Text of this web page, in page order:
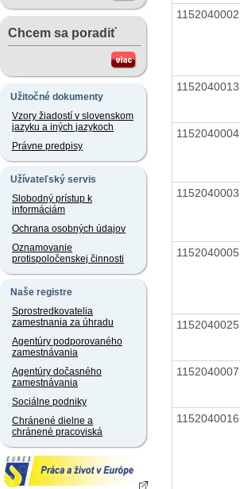
Chcem sa poradiť
Užitočné dokumenty
Vzory žiadostí v slovenskom
jazyku a iných jazykoch
Právne predpisy
Užívateľský servis
Slobodný prístup k
informáciám
Ochrana osobných údajov
Oznamovanie
protispoločenskej činnosti
Naše registre
Sprostredkovatelia
zamestnania za úhradu
Agentúry podporovaného
zamestnávania
Agentúry dočasného
zamestnávania
Sociálne podniky
Chránené dielne a
chránené pracoviská
1152040002
1152040013
1152040004
1152040003
1152040005
1152040025
1152040007
1152040016